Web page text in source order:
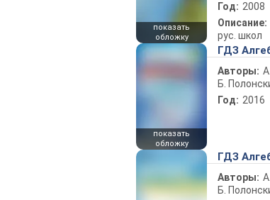
показать
обложку
Год: 2008
Описание:
рус. школ
показать
обложку
ГДЗ
Авторы:
Б.
Год: 2016
ГДЗ
Авторы:
Б.